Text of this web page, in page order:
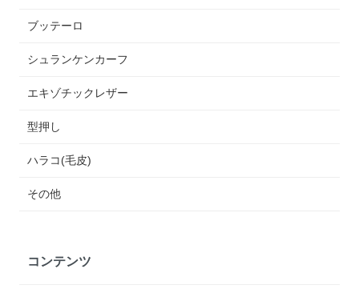
ブッテーロ
シュランケンカーフ
エキゾチックレザー
型押し
ハラコ(毛皮)
その他
コンテンツ